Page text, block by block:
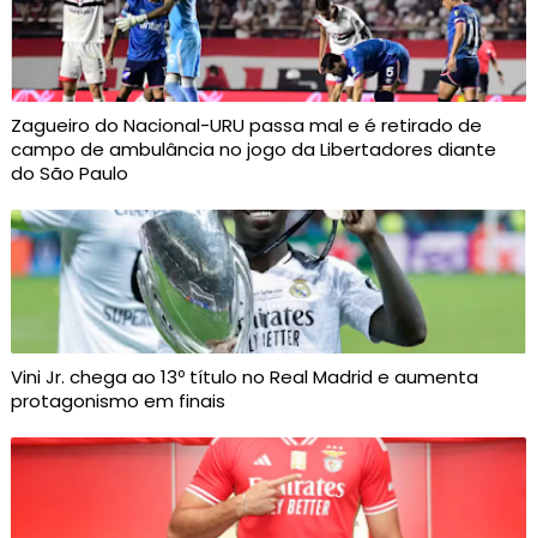
Zagueiro do Nacional-URU passa mal e é retirado de
campo de ambulância no jogo da Libertadores diante
do São Paulo
Vini Jr. chega ao 13º título no Real Madrid e aumenta
protagonismo em finais